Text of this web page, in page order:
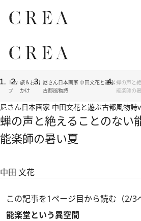
トッ
プ
旅＆お出
かけ
尼さん日本画家 中田文花と遊ぶ
古都風物詩
蝉の声と
能楽師の
尼さん日本画家 中田文花と遊ぶ古都風物詩
蝉の声と絶えることのない
能楽師の暑い夏
中田 文花
この記事を1ページ目から読む（2/3
能楽堂という異空間